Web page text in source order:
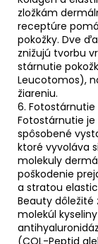
zložkám
receptúre
pokožky. Dve
znižujú tvorbu
stárnutie
Leucotomos),
žiareniu.
6. Fotostárnutie
Fotostárnutie
spôsobené
ktoré vyvoláva
molekuly
poškodenie
a stratou
Beauty dôležité
molekúl
(COL-Peptid